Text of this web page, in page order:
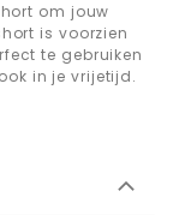
om jouw
is voorzien
te gebruiken
in je vrijetijd.